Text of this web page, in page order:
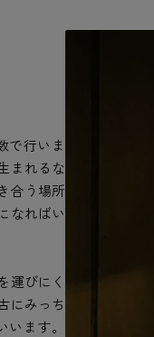
で行いま
まれるな
合う場所
なればい
運びにく
にみっち
ます。